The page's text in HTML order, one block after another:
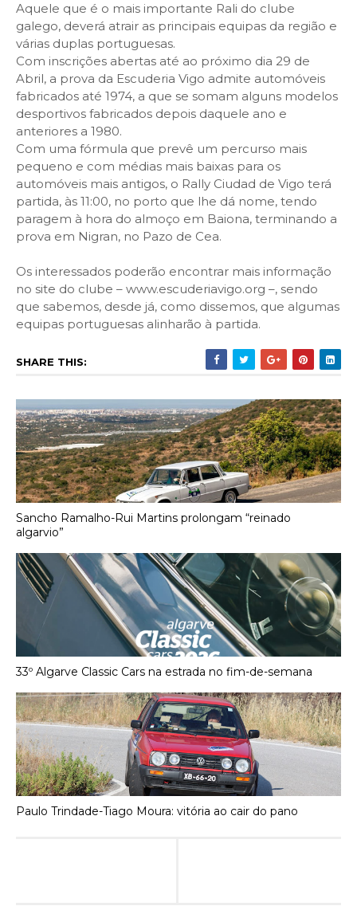
Aquele que é o mais importante Rali do clube
galego, deverá atrair as principais equipas da região e
várias duplas portuguesas.
Com inscrições abertas até ao próximo dia 29 de
Abril, a prova da Escuderia Vigo admite automóveis
fabricados até 1974, a que se somam alguns modelos
desportivos fabricados depois daquele ano e
anteriores a 1980.
Com uma fórmula que prevê um percurso mais
pequeno e com médias mais baixas para os
automóveis mais antigos, o Rally Ciudad de Vigo terá
partida, às 11:00, no porto que lhe dá nome, tendo
paragem à hora do almoço em Baiona, terminando a
prova em Nigran, no Pazo de Cea.
Os interessados poderão encontrar mais informação
no site do clube – www.escuderiavigo.org –, sendo
que sabemos, desde já, como dissemos, que algumas
equipas portuguesas alinharão à partida.
SHARE THIS:
Sancho Ramalho-Rui Martins prolongam “reinado
algarvio”
33º Algarve Classic Cars na estrada no fim-de-semana
Paulo Trindade-Tiago Moura: vitória ao cair do pano